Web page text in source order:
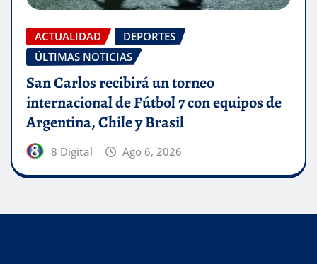
ACTUALIDAD
DEPORTES
ÚLTIMAS NOTICIAS
San Carlos recibirá un torneo
internacional de Fútbol 7 con equipos de
Argentina, Chile y Brasil
8 Digital Ago 6, 2026